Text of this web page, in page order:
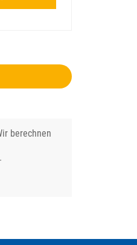
berechnen